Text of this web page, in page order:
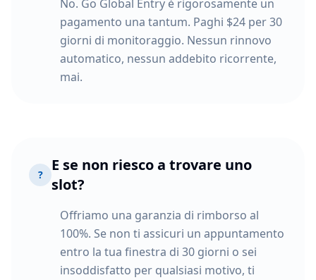
No. Go Global Entry è rigorosamente un
pagamento una tantum. Paghi $24 per 30
giorni di monitoraggio. Nessun rinnovo
automatico, nessun addebito ricorrente,
mai.
?
E se non riesco a trovare uno
slot?
Offriamo una garanzia di rimborso al
100%. Se non ti assicuri un appuntamento
entro la tua finestra di 30 giorni o sei
insoddisfatto per qualsiasi motivo, ti